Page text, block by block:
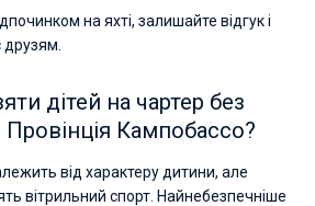
на яхті, залишайте відгук і
друзям.
дітей на чартер без
Провінція Кампобассо?
від характеру дитини, але
вітрильний спорт. Найнебезпечніше